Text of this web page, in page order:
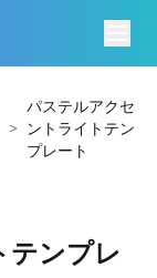
>
パステルアクセ
ントライトテン
プレート
テンプレ